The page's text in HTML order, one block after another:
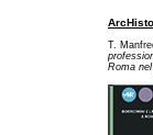
T.
Roma